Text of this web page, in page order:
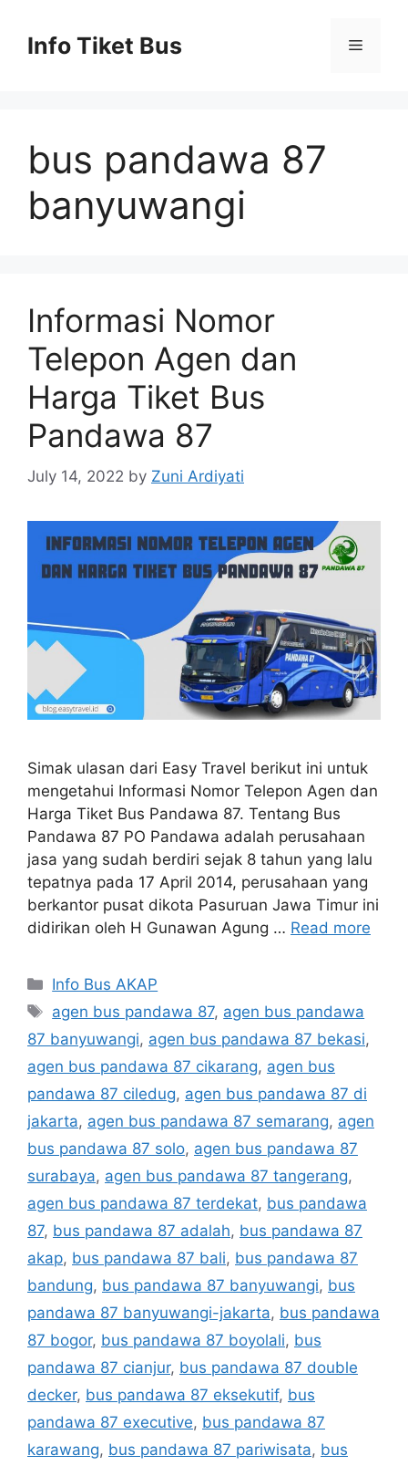
contentInfo Tiket Bus Menu
bus pandawa 87
banyuwangi
Informasi Nomor
Telepon Agen dan
Harga Tiket Bus
Pandawa 87
July 14, 2022 by Zuni Ardiyati
Simak ulasan dari Easy Travel berikut ini untuk
mengetahui Informasi Nomor Telepon Agen dan
Harga Tiket Bus Pandawa 87. Tentang Bus
Pandawa 87 PO Pandawa adalah perusahaan
jasa yang sudah berdiri sejak 8 tahun yang lalu
tepatnya pada 17 April 2014, perusahaan yang
berkantor pusat dikota Pasuruan Jawa Timur ini
didirikan oleh H Gunawan Agung … Read more
Categories
Info Bus AKAP
Tags
agen bus pandawa 87, agen bus pandawa
87 banyuwangi, agen bus pandawa 87 bekasi,
agen bus pandawa 87 cikarang, agen bus
pandawa 87 ciledug, agen bus pandawa 87 di
jakarta, agen bus pandawa 87 semarang, agen
bus pandawa 87 solo, agen bus pandawa 87
surabaya, agen bus pandawa 87 tangerang,
agen bus pandawa 87 terdekat, bus pandawa
87, bus pandawa 87 adalah, bus pandawa 87
akap, bus pandawa 87 bali, bus pandawa 87
bandung, bus pandawa 87 banyuwangi, bus
pandawa 87 banyuwangi-jakarta, bus pandawa
87 bogor, bus pandawa 87 boyolali, bus
pandawa 87 cianjur, bus pandawa 87 double
decker, bus pandawa 87 eksekutif, bus
pandawa 87 executive, bus pandawa 87
karawang, bus pandawa 87 pariwisata, bus